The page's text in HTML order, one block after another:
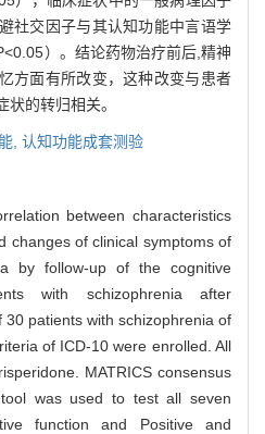
社交因子与其认知功能中言语学
）。结论药物治疗前后,精神
方面有所改变，这种改变与患者
的转归相关。
, 认知功能成套测验
between characteristics
changes of clinical symptoms of
by follow-up of the cognitive
with schizophrenia after
patients with schizophrenia of
of ICD-10 were enrolled. All
MATRICS consensus
was used to test all seven
function and Positive and